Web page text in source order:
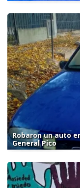
Robaron un auto
General Pico